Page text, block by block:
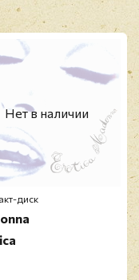
Нет в наличии
диск